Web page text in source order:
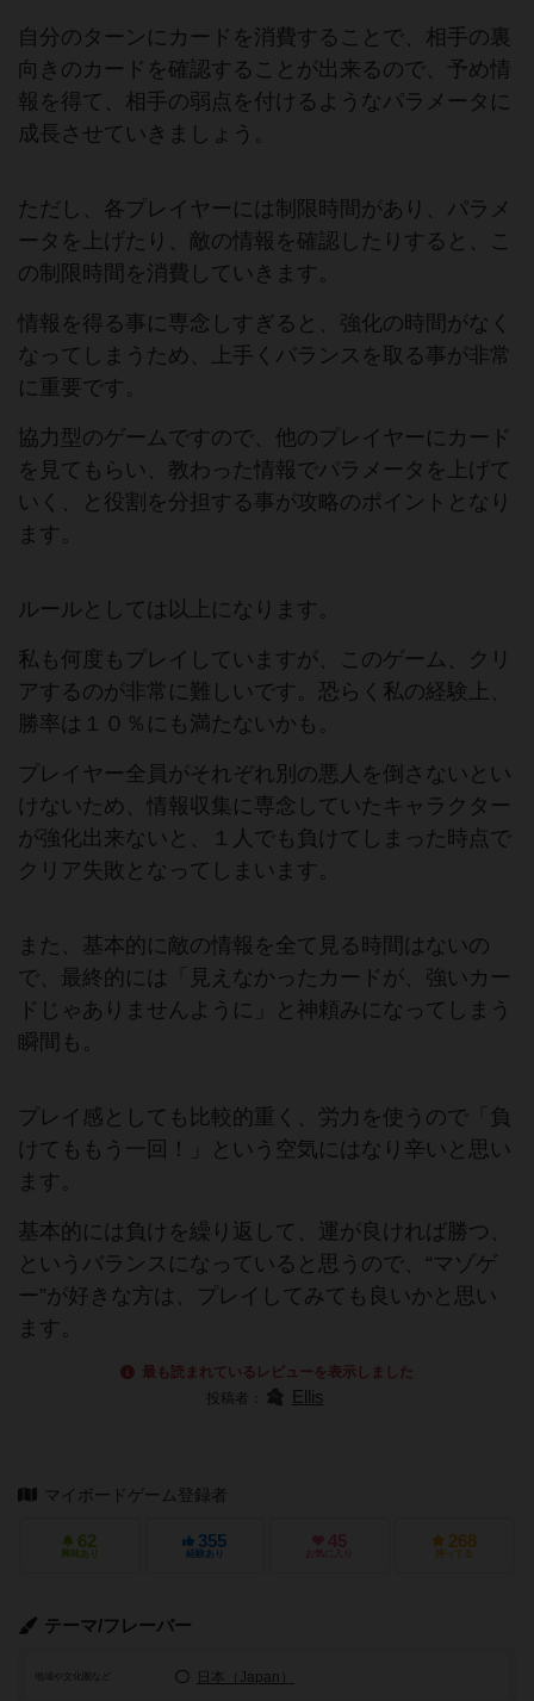
自分のターンにカードを消費することで、相手の裏
向きのカードを確認することが出来るので、予め情
報を得て、相手の弱点を付けるようなパラメータに
成長させていきましょう。
ただし、各プレイヤーには制限時間があり、パラメ
ータを上げたり、敵の情報を確認したりすると、こ
の制限時間を消費していきます。
情報を得る事に専念しすぎると、強化の時間がなく
なってしまうため、上手くバランスを取る事が非常
に重要です。
協力型のゲームですので、他のプレイヤーにカード
を見てもらい、教わった情報でパラメータを上げて
いく、と役割を分担する事が攻略のポイントとなり
ます。
ルールとしては以上になります。
私も何度もプレイしていますが、このゲーム、クリ
アするのが非常に難しいです。恐らく私の経験上、
勝率は１０％にも満たないかも。
プレイヤー全員がそれぞれ別の悪人を倒さないとい
けないため、情報収集に専念していたキャラクター
が強化出来ないと、１人でも負けてしまった時点で
クリア失敗となってしまいます。
また、基本的に敵の情報を全て見る時間はないの
で、最終的には「見えなかったカードが、強いカー
ドじゃありませんように」と神頼みになってしまう
瞬間も。
プレイ感としても比較的重く、労力を使うので「負
けてももう一回！」という空気にはなり辛いと思い
ます。
基本的には負けを繰り返して、運が良ければ勝つ、
というバランスになっていると思うので、“マゾゲ
ー”が好きな方は、プレイしてみても良いかと思い
ます。
最も読まれているレビューを表示しました
投稿者：
Ellis
マイボードゲーム登録者
62
興味あり
355
経験あり
45
お気に入り
268
持ってる
テーマ/フレーバー
地域や文化圏など 日本（Japan）